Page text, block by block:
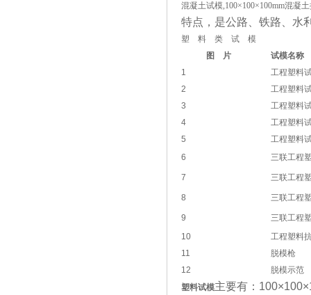
混凝土试模,100×100×100mm混凝
特点，是公路、铁路、水
塑 料 类 试 模
图 片
试模名称
1
工程塑料
2
工程塑料
3
工程塑料
4
工程塑料
5
工程塑料
6
三联工程
7 三联工程
8 三联工程
9
三联工程
10
工程塑料
11
脱模枪
12
脱模示范
塑料试模主要有：